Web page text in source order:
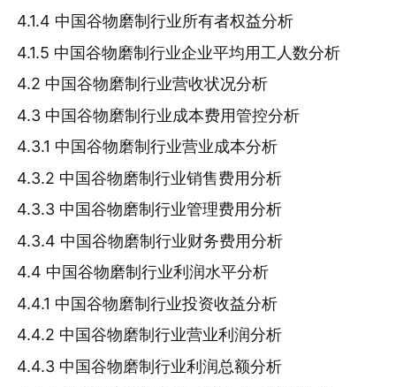
4.1.4 中国谷物磨制行业所有者权益分析
4.1.5 中国谷物磨制行业企业平均用工人数分析
4.2 中国谷物磨制行业营收状况分析
4.3 中国谷物磨制行业成本费用管控分析
4.3.1 中国谷物磨制行业营业成本分析
4.3.2 中国谷物磨制行业销售费用分析
4.3.3 中国谷物磨制行业管理费用分析
4.3.4 中国谷物磨制行业财务费用分析
4.4 中国谷物磨制行业利润水平分析
4.4.1 中国谷物磨制行业投资收益分析
4.4.2 中国谷物磨制行业营业利润分析
4.4.3 中国谷物磨制行业利润总额分析